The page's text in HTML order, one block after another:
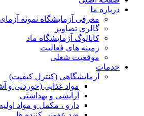
درباره ما
معرفی آزمایشگاه نمونه
گالری تصاویر
کاتالوگ آزمایشگاه ماد
زمینه های فعالیت
موقعیت شغلی
خدمات
آزمایشگاهی (کنترل کیفیت)
مواد غذایی (خوردنی و
آرایشی و بهداشتی
دارو ، مکمل و مواد اولیه